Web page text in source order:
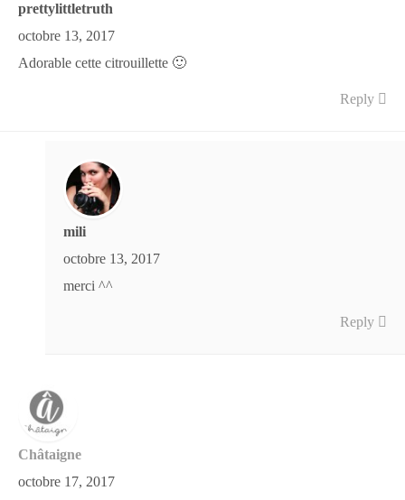
prettylittletruth
octobre 13, 2017
Adorable cette citrouillette 🙂
Reply
mili
octobre 13, 2017
merci ^^
Reply
Châtaigne
octobre 17, 2017